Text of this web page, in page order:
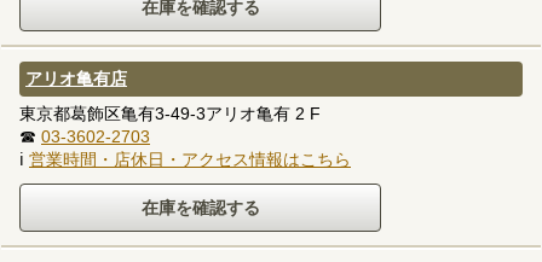
アリオ亀有店
東京都葛飾区亀有3-49-3アリオ亀有 2 F
☎ 03-3602-2703
ℹ 営業時間・店休日・アクセス情報はこちら